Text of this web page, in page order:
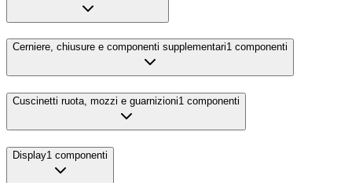
Cerniere, chiusure e componenti supplementari1 componenti
Cuscinetti ruota, mozzi e guarnizioni1 componenti
Display1 componenti